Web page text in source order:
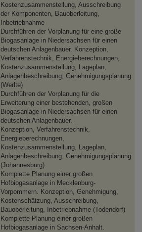
Kostenzusammenstellung, Ausschreibung
der Komponenten, Bauoberleitung,
Inbetriebnahme
Durchführen der Vorplanung für eine große
Biogasanlage in Niedersachsen für einen
deutschen Anlagenbauer. Konzeption,
Verfahrenstechnik, Energieberechnungen,
Kostenzusammenstellung, Lageplan,
Anlagenbeschreibung, Genehmigungsplanung
(Werlte)
Durchführen der Vorplanung für die
Erweiterung einer bestehenden, großen
Biogasanlage in Niedersachsen für einen
deutschen Anlagenbauer.
Konzeption, Verfahrenstechnik,
Energieberechnungen,
Kostenzusammenstellung, Lageplan,
Anlagenbeschreibung, Genehmigungsplanung
(Johannesburg)
Komplette Planung einer großen
Hofbiogasanlage in Mecklenburg-
Vorpommern. Konzeption, Genehmigung,
Kostenschätzung, Ausschreibung,
Bauoberleitung, Inbetriebnahme (Todendorf)
Komplette Planung einer großen
Hofbiogasanlage in Sachsen-Anhalt.